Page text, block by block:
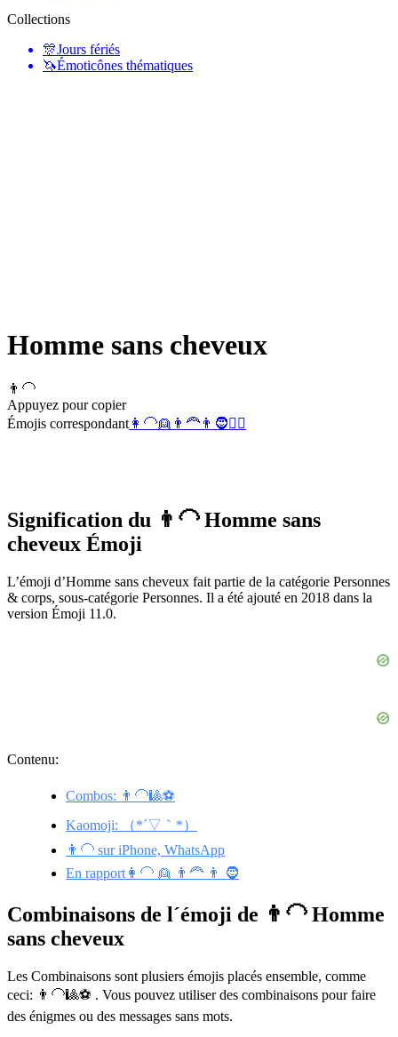
Collections
🎊Jours fériés
🦄Émoticônes thématiques
Homme sans cheveux
👨‍🦲
Appuyez pour copier
Émojis correspondant 👩‍🦲👱 👨‍🦰 👨 🧔🧔‍♂️
Signification du 👨‍🦲 Homme sans
cheveux Émoji
L’émoji d’Homme sans cheveux fait partie de la catégorie Personnes
& corps, sous-catégorie Personnes. Il a été ajouté en 2018 dans la
version Émoji 11.0.
Contenu:
Combos: 👨‍🦲🎱⚽
Kaomoji: （*´▽｀*）
👨‍🦲 sur iPhone, WhatsApp
En rapport👩‍🦲 👱 👨‍🦰 👨 🧔
Combinaisons de l´émoji de 👨‍🦲 Homme
sans cheveux
Les Combinaisons sont plusiers émojis placés ensemble, comme
ceci: 👨‍🦲🎱⚽ . Vous pouvez utiliser des combinaisons pour faire
des énigmes ou des messages sans mots.